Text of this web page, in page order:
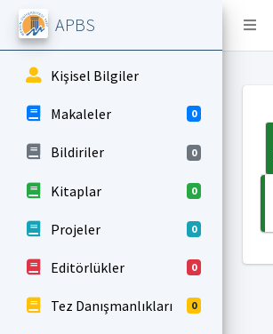
APBS
Kişisel Bilgiler
Makaleler 0
Bildiriler 0
Kitaplar 0
Projeler 0
Editörlükler 0
Tez Danışmanlıkları 0